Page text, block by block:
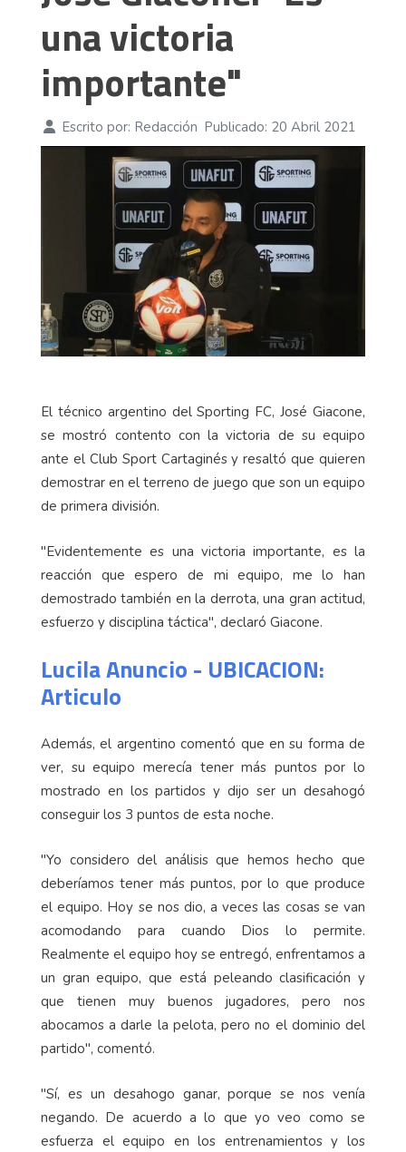
una victoria
importante"
Escrito por: Redacción Publicado: 20 Abril 2021
El técnico argentino del Sporting FC, José Giacone,
se mostró contento con la victoria de su equipo
ante el Club Sport Cartaginés y resaltó que quieren
demostrar en el terreno de juego que son un equipo
de primera división.
"Evidentemente es una victoria importante, es la
reacción que espero de mi equipo, me lo han
demostrado también en la derrota, una gran actitud,
esfuerzo y disciplina táctica", declaró Giacone.
Lucila Anuncio - UBICACION:
Articulo
Además, el argentino comentó que en su forma de
ver, su equipo merecía tener más puntos por lo
mostrado en los partidos y dijo ser un desahogó
conseguir los 3 puntos de esta noche.
"Yo considero del análisis que hemos hecho que
deberíamos tener más puntos, por lo que produce
el equipo. Hoy se nos dio, a veces las cosas se van
acomodando para cuando Dios lo permite.
Realmente el equipo hoy se entregó, enfrentamos a
un gran equipo, que está peleando clasificación y
que tienen muy buenos jugadores, pero nos
abocamos a darle la pelota, pero no el dominio del
partido", comentó.
"Sí, es un desahogo ganar, porque se nos venía
negando. De acuerdo a lo que yo veo como se
esfuerza el equipo en los entrenamientos y los